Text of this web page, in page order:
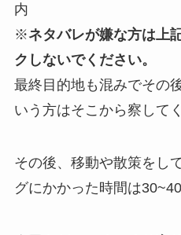
内
※ネタバレが嫌な方は上
クしないでください。
最終目的地も混みでその
いう方はそこから察して
その後、移動や散策をし
グにかかった時間は30~40